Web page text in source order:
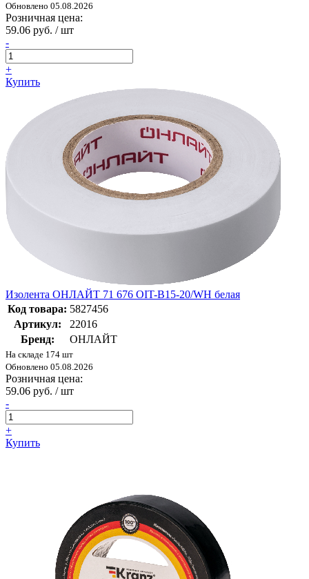
Обновлено 05.08.2026
Розничная цена:
59.06 руб. / шт
-
+
Купить
Изолента ОНЛАЙТ 71 676 OIT-B15-20/WH белая
Код товара: 5827456
Артикул:
22016
Бренд:
ОНЛАЙТ
На складе 174 шт
Обновлено 05.08.2026
Розничная цена:
59.06 руб. / шт
-
+
Купить